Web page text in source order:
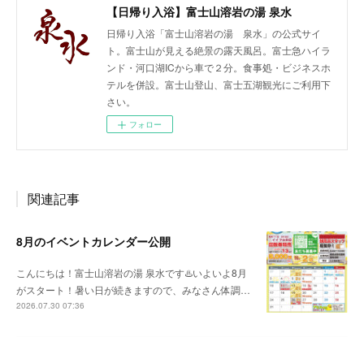
【日帰り入浴】富士山溶岩の湯 泉水
日帰り入浴「富士山溶岩の湯 泉水」の公式サイ
ト。富士山が見える絶景の露天風呂。富士急ハイラ
ンド・河口湖ICから車で２分。食事処・ビジネスホ
テルを併設。富士山登山、富士五湖観光にご利用下
さい。
フォロー
関連記事
8月のイベントカレンダー公開
こんにちは！富士山溶岩の湯 泉水です♨️いよいよ8月
がスタート！暑い日が続きますので、みなさん体調…
2026.07.30 07:36